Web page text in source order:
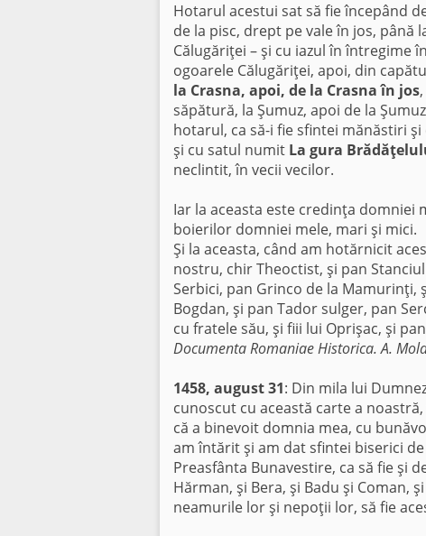
Hotarul acestui sat să fie începând
de la pisc, drept pe vale în jos, până
Călugăriţei – şi cu iazul în întregime
ogoarele Călugăriţei, apoi, din
la Crasna, apoi, de la Crasna în jos
săpătură, la Şumuz, apoi de la
hotarul, ca să-i fie sfintei mănăstiri
şi cu satul numit La gura
neclintit, în vecii vecilor.
Iar la aceasta este credinţa
boierilor domniei mele, mari şi mici.
Şi la aceasta, când am hotărnicit
nostru, chir Theoctist, şi pan
Serbici, pan Grinco de la
Bogdan, şi pan Tador sulger, pan
cu fratele său, şi fiii lui Oprişac, şi
Documenta Romaniae Historica. A.
1458, august 31: Din mila lui
cunoscut cu această carte a
că a binevoit domnia mea, cu
am întărit şi am dat sfintei biserici
Preasfânta Bunavestire, ca să fie şi
Hărman, şi Bera, şi Badu şi Coman,
neamurile lor şi nepoţii lor, să fie